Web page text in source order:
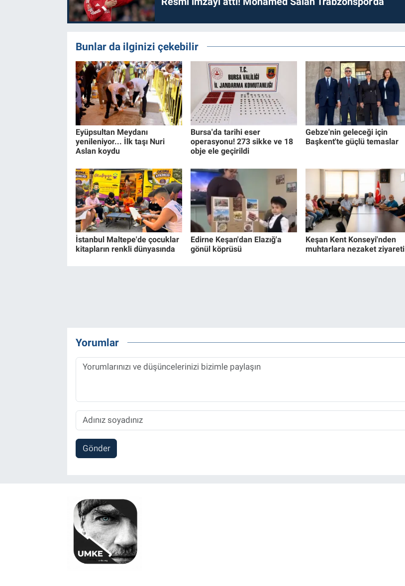
Bunlar da ilginizi çekebilir
Eyüpsultan Meydanı
yenileniyor... İlk taşı Nuri
Aslan koydu
Bursa'da tarihi eser
operasyonu! 273 sikke ve 18
obje ele geçirildi
Gebze'nin geleceği için
Başkent'te güçlü temaslar
İstanbul Maltepe'de çocuklar
kitapların renkli dünyasında
Edirne Keşan'dan Elazığ'a
gönül köprüsü
Keşan Kent Konseyi'nden
muhtarlara nezaket ziyareti
Yorumlar
Gönder